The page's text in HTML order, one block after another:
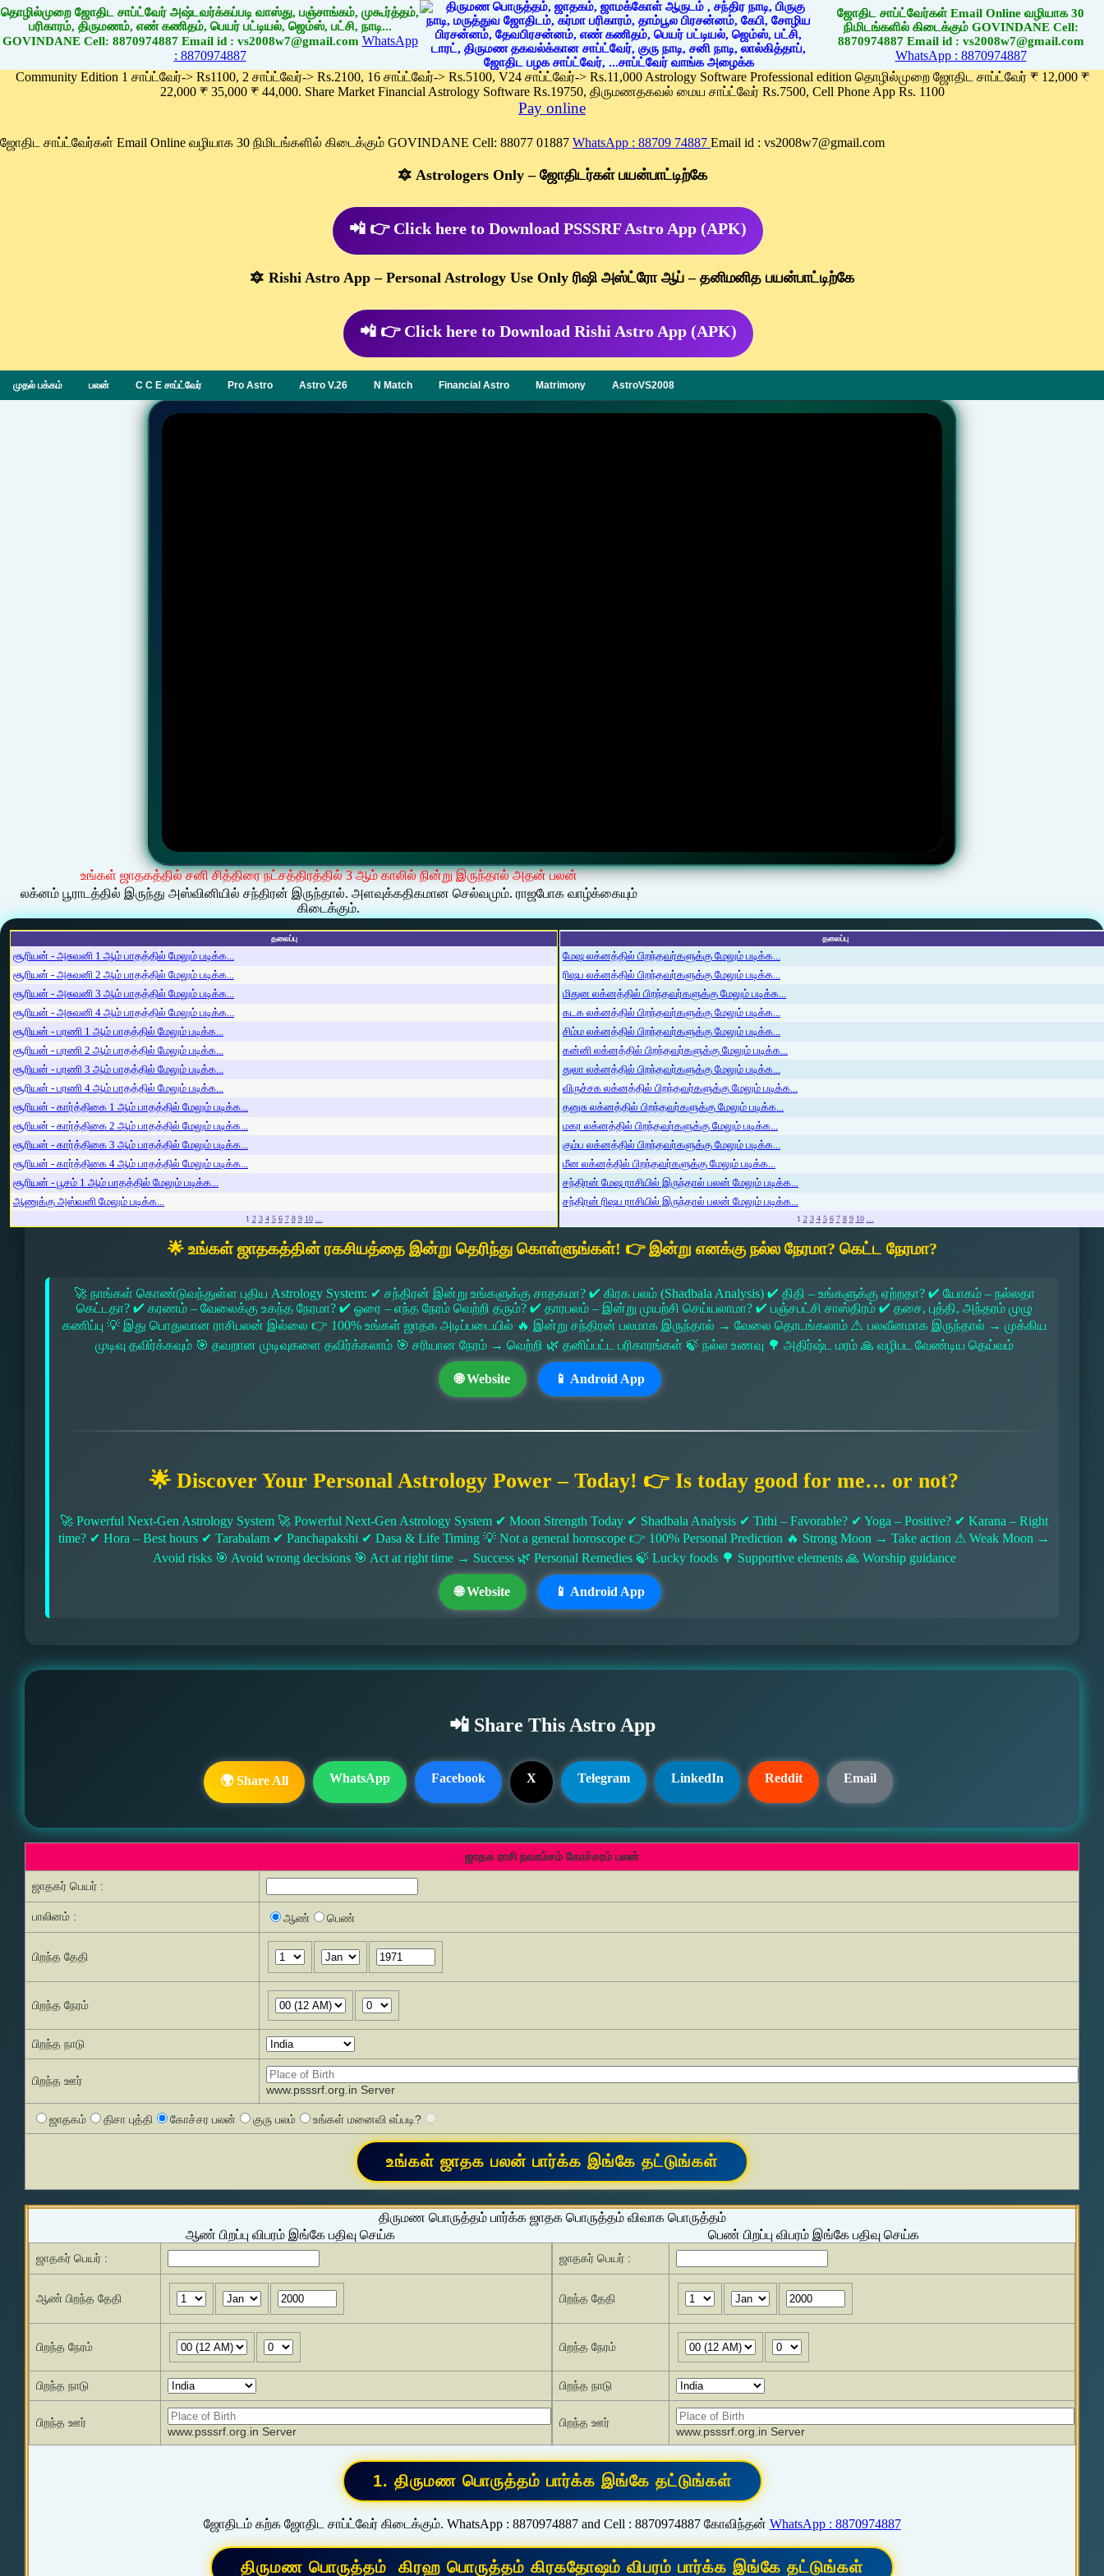
தொழில்முறை ஜோதிட சாப்ட்வேர் அஷ்டவர்க்கப்படி வாஸ்து, பஞ்சாங்கம், முகூர்த்தம்,
பரிகாரம், திருமணம், எண் கணிதம், பெயர் பட்டியல், ஜெம்ஸ், பட்சி, நாடி...
GOVINDANE Cell: 8870974887 Email id : vs2008w7@gmail.com WhatsApp
: 8870974887
ஜோதிட சாப்ட்வேர்கள் Email Online வழியாக 30
நிமிடங்களில் கிடைக்கும் GOVINDANE Cell:
8870974887 Email id : vs2008w7@gmail.com
WhatsApp : 8870974887
Community Edition 1 சாப்ட்வேர்-> Rs1100, 2 சாப்ட்வேர்-> Rs.2100, 16 சாப்ட்வேர்-> Rs.5100, V24 சாப்ட்வேர்-> Rs.11,000 Astrology Software Professional edition தொழில்முறை ஜோதிட சாப்ட்வேர் ₹ 12,000 ₹
22,000 ₹ 35,000 ₹ 44,000. Share Market Financial Astrology Software Rs.19750, திருமணதகவல் மைய சாப்ட்வேர் Rs.7500, Cell Phone App Rs. 1100
Pay online
ஜோதிட சாப்ட்வேர்கள் Email Online வழியாக 30 நிமிடங்களில் கிடைக்கும் GOVINDANE Cell: 88077 01887 WhatsApp : 88709 74887 Email id : vs2008w7@gmail.com
🔯 Astrologers Only – ஜோதிடர்கள் பயன்பாட்டிற்கே
📲 👉 Click here to Download PSSSRF Astro App (APK)
🔯 Rishi Astro App – Personal Astrology Use Only ரிஷி அஸ்ட்ரோ ஆப் – தனிமனித பயன்பாட்டிற்கே
📲 👉 Click here to Download Rishi Astro App (APK)
முதல் பக்கம் பலன் C C E சாப்ட்வேர் Pro Astro Astro V.26 N Match Financial Astro Matrimony AstroVS2008
உங்கள் ஜாதகத்தில் சனி சித்திரை நட்சத்திரத்தில் 3 ஆம் காலில் நின்று இருந்தால் அதன் பலன்
லக்னம் பூராடத்தில் இருந்து அஸ்வினியில் சந்திரன் இருந்தால். அளவுக்கதிகமான செல்வமும். ராஜபோக வாழ்க்கையும்
கிடைக்கும்.
தலைப்பு
சூரியன் - அசுவனி 1 ஆம் பாதத்தில் மேலும் படிக்க...
சூரியன் - அசுவனி 2 ஆம் பாதத்தில் மேலும் படிக்க...
சூரியன் - அசுவனி 3 ஆம் பாதத்தில் மேலும் படிக்க...
சூரியன் - அசுவனி 4 ஆம் பாதத்தில் மேலும் படிக்க...
சூரியன் - பரணி 1 ஆம் பாதத்தில் மேலும் படிக்க...
சூரியன் - பரணி 2 ஆம் பாதத்தில் மேலும் படிக்க...
சூரியன் - பரணி 3 ஆம் பாதத்தில் மேலும் படிக்க...
சூரியன் - பரணி 4 ஆம் பாதத்தில் மேலும் படிக்க...
சூரியன் - கார்த்திகை 1 ஆம் பாதத்தில் மேலும் படிக்க...
சூரியன் - கார்த்திகை 2 ஆம் பாதத்தில் மேலும் படிக்க...
சூரியன் - கார்த்திகை 3 ஆம் பாதத்தில் மேலும் படிக்க...
சூரியன் - கார்த்திகை 4 ஆம் பாதத்தில் மேலும் படிக்க...
சூரியன் - பூசம் 1 ஆம் பாதத்தில் மேலும் படிக்க...
ஆணுக்கு அஸ்வனி மேலும் படிக்க...
1 2 3 4 5 6 7 8 9 10 ...
தலைப்பு
மேஷ லக்னத்தில் பிறந்தவர்களுக்கு மேலும் படிக்க...
ரிஷப லக்னத்தில் பிறந்தவர்களுக்கு மேலும் படிக்க...
மிதுன லக்னத்தில் பிறந்தவர்களுக்கு மேலும் படிக்க...
கடக லக்னத்தில் பிறந்தவர்களுக்கு மேலும் படிக்க...
சிம்ம லக்னத்தில் பிறந்தவர்களுக்கு மேலும் படிக்க...
கன்னி லக்னத்தில் பிறந்தவர்களுக்கு மேலும் படிக்க...
துலா லக்னத்தில் பிறந்தவர்களுக்கு மேலும் படிக்க...
விருச்சக லக்னத்தில் பிறந்தவர்களுக்கு மேலும் படிக்க...
தனுசு லக்னத்தில் பிறந்தவர்களுக்கு மேலும் படிக்க...
மகர லக்னத்தில் பிறந்தவர்களுக்கு மேலும் படிக்க...
கும்ப லக்னத்தில் பிறந்தவர்களுக்கு மேலும் படிக்க...
மீன லக்னத்தில் பிறந்தவர்களுக்கு மேலும் படிக்க...
சந்திரன் மேஷ ராசியில் இருந்தால் பலன் மேலும் படிக்க...
சந்திரன் ரிஷப ராசியில் இருந்தால் பலன் மேலும் படிக்க...
1 2 3 4 5 6 7 8 9 10 ...
🌟 உங்கள் ஜாதகத்தின் ரகசியத்தை இன்று தெரிந்து கொள்ளுங்கள்! 👉 இன்று எனக்கு நல்ல நேரமா? கெட்ட நேரமா?
🚀 நாங்கள் கொண்டுவந்துள்ள புதிய Astrology System: ✔ சந்திரன் இன்று உங்களுக்கு சாதகமா? ✔ கிரக பலம் (Shadbala Analysis) ✔ திதி – உங்களுக்கு ஏற்றதா? ✔ யோகம் – நல்லதா
கெட்டதா? ✔ கரணம் – வேலைக்கு உகந்த நேரமா? ✔ ஓரை – எந்த நேரம் வெற்றி தரும்? ✔ தாரபலம் – இன்று முயற்சி செய்யலாமா? ✔ பஞ்சபட்சி சாஸ்திரம் ✔ தசை, புத்தி, அந்தரம் முழு
கணிப்பு 💡 இது பொதுவான ராசிபலன் இல்லை 👉 100% உங்கள் ஜாதக அடிப்படையில் 🔥 இன்று சந்திரன் பலமாக இருந்தால் → வேலை தொடங்கலாம் ⚠ பலவீனமாக இருந்தால் → முக்கிய
முடிவு தவிர்க்கவும் 🎯 தவறான முடிவுகளை தவிர்க்கலாம் 🎯 சரியான நேரம் → வெற்றி 🌿 தனிப்பட்ட பரிகாரங்கள் 🍃 நல்ல உணவு 🌳 அதிர்ஷ்ட மரம் 🙏 வழிபட வேண்டிய தெய்வம்
🌐 Website 📱 Android App
🌟 Discover Your Personal Astrology Power – Today! 👉 Is today good for me… or not?
🚀 Powerful Next-Gen Astrology System 🚀 Powerful Next-Gen Astrology System ✔ Moon Strength Today ✔ Shadbala Analysis ✔ Tithi – Favorable? ✔ Yoga – Positive? ✔ Karana – Right
time? ✔ Hora – Best hours ✔ Tarabalam ✔ Panchapakshi ✔ Dasa & Life Timing 💡 Not a general horoscope 👉 100% Personal Prediction 🔥 Strong Moon → Take action ⚠ Weak Moon →
Avoid risks 🎯 Avoid wrong decisions 🎯 Act at right time → Success 🌿 Personal Remedies 🍃 Lucky foods 🌳 Supportive elements 🙏 Worship guidance
🌐 Website 📱 Android App
📲 Share This Astro App
🌍 Share All WhatsApp Facebook X Telegram LinkedIn Reddit Email
ஜாதக ராசி நவாம்சம் கோச்சரம் பலன்
ஜாதகர் பெயர் :
பாலினம் : ஆண் பெண்
பிறந்த தேதி
பிறந்த நேரம்
பிறந்த நாடு
பிறந்த ஊர்
www.psssrf.org.in Server
ஜாதகம் திசா புத்தி கோச்சர பலன் குரு பலம் உங்கள் மனைவி எப்படி?
திருமண பொருத்தம் பார்க்க ஜாதக பொருத்தம் விவாக பொருத்தம்
ஆண் பிறப்பு விபரம் இங்கே பதிவு செய்க
பெண் பிறப்பு விபரம் இங்கே பதிவு செய்க
ஜாதகர் பெயர் :
ஆண் பிறந்த தேதி
பிறந்த நேரம்
பிறந்த நாடு
பிறந்த ஊர்
www.psssrf.org.in Server
ஜாதகர் பெயர் :
பிறந்த தேதி
பிறந்த நேரம்
பிறந்த நாடு
பிறந்த ஊர்
www.psssrf.org.in Server
ஜோதிடம் கற்க ஜோதிட சாப்ட்வேர் கிடைக்கும். WhatsApp : 8870974887 and Cell : 8870974887 கோவிந்தன் WhatsApp : 8870974887